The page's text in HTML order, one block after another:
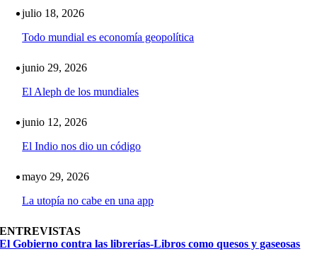
julio 18, 2026
Todo mundial es economía geopolítica
junio 29, 2026
El Aleph de los mundiales
junio 12, 2026
El Indio nos dio un código
mayo 29, 2026
La utopía no cabe en una app
ENTREVISTAS
El Gobierno contra las librerías-Libros como quesos y gaseosas